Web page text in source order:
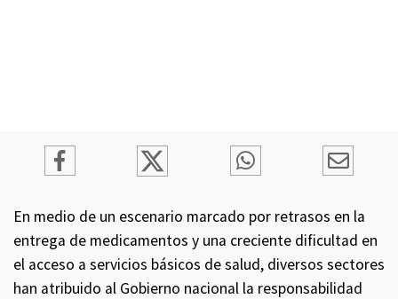
En medio de un escenario marcado por retrasos en la
entrega de medicamentos y una creciente dificultad en
el acceso a servicios básicos de salud, diversos sectores
han atribuido al Gobierno nacional la responsabilidad